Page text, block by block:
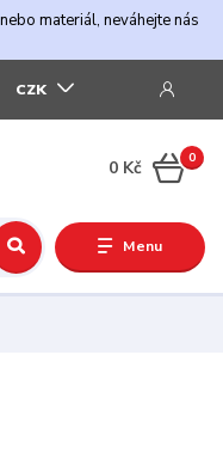
materiál, neváhejte nás
Menu
CZK
0
0 Kč